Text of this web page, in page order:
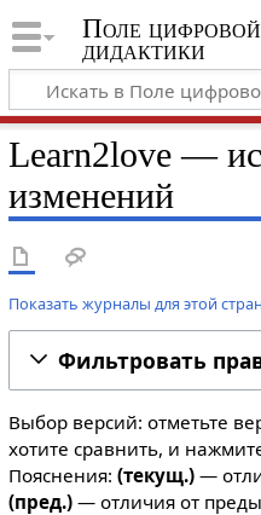
Поле цифровой
дидактики
Learn2love —
изменений
Показать журналы для этой
Фильтровать
Выбор версий: отметьте
хотите сравнить, и
Пояснения: (текущ.)—
(пред.)— отличия от